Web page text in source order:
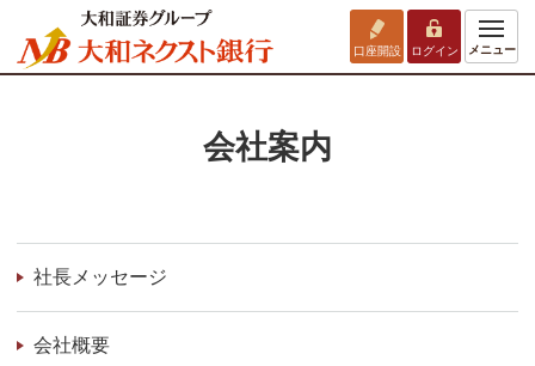
口座開設 ログイン メニュー
会社案内
社長メッセージ
会社概要